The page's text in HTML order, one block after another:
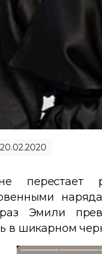
20.02.2020
перестает
Эмили
в шикарном